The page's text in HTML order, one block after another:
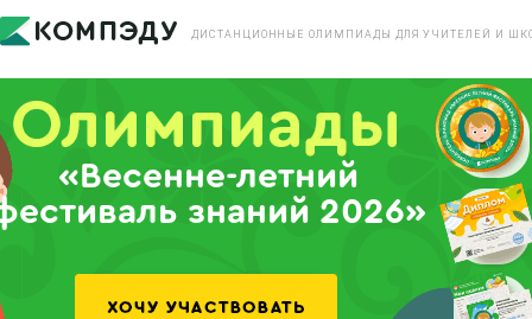
ДИСТАНЦИОННЫЕ ОЛИМПИАДЫ ДЛЯ УЧИТЕЛЕЙ И
«Весенне-летний
знаний 2026»